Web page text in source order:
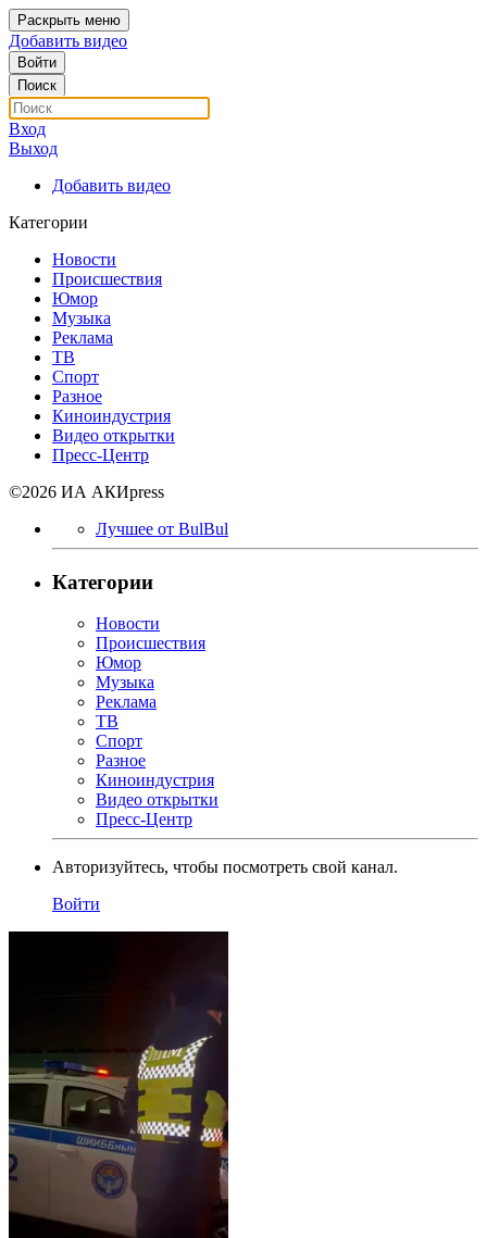
Раскрыть меню
Добавить видео
Войти
Поиск
Вход
Выход
Добавить видео
Категории
Новости
Происшествия
Юмор
Музыка
Реклама
ТВ
Спорт
Разное
Киноиндустрия
Видео открытки
Пресс-Центр
©2026 ИА АКИpress
Лучшее от BulBul
Категории
Новости
Происшествия
Юмор
Музыка
Реклама
ТВ
Спорт
Разное
Киноиндустрия
Видео открытки
Пресс-Центр
Авторизуйтесь, чтобы посмотреть свой канал.
Войти